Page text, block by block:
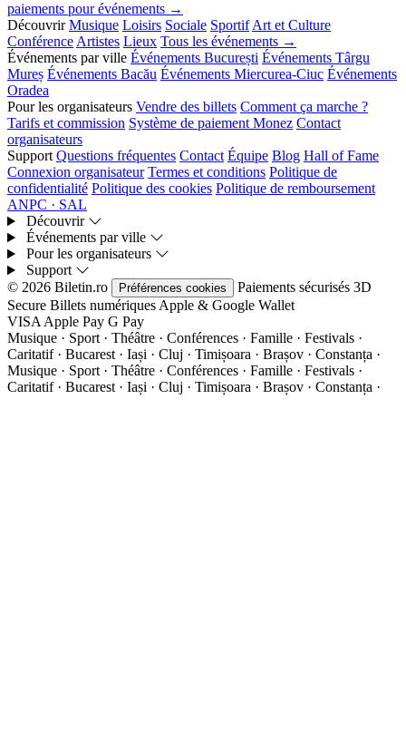
paiements pour événements →
Découvrir Musique Loisirs Sociale Sportif Art et Culture
Conférence Artistes Lieux Tous les événements →
Événements par ville Événements București Événements Târgu
Mureș Événements Bacău Événements Miercurea-Ciuc Événements
Oradea
Pour les organisateurs Vendre des billets Comment ça marche ?
Tarifs et commission Système de paiement Monez Contact
organisateurs
Support Questions fréquentes Contact Équipe Blog Hall of Fame
Connexion organisateur Termes et conditions Politique de
confidentialité Politique des cookies Politique de remboursement
ANPC · SAL
Découvrir
Événements par ville
Pour les organisateurs
Support
© 2026 Biletin.ro
Préférences cookies Paiements sécurisés 3D
Secure Billets numériques Apple & Google Wallet
VISA Apple Pay G Pay
Musique · Sport · Théâtre · Conférences · Famille · Festivals ·
Caritatif · Bucarest · Iași · Cluj · Timișoara · Brașov · Constanța ·
Musique · Sport · Théâtre · Conférences · Famille · Festivals ·
Caritatif · Bucarest · Iași · Cluj · Timișoara · Brașov · Constanța ·